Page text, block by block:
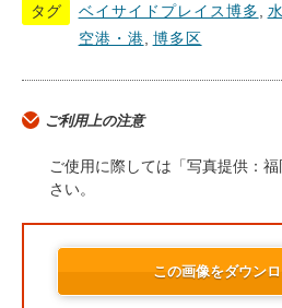
タグ ベイサイドプレイス博多
空港・港 博多区
ご利用上の注意
ご使用に際しては「写真提供：
さい。
この画像をダウン